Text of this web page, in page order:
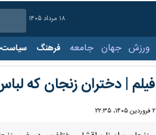
۱۸ مرداد ۱۴۰۵
ورزش جهان جامعه فرهنگ
فیلم | دختران زنجان که
۲ فروردین ۱۴۰۵، ۲۲:۳۵